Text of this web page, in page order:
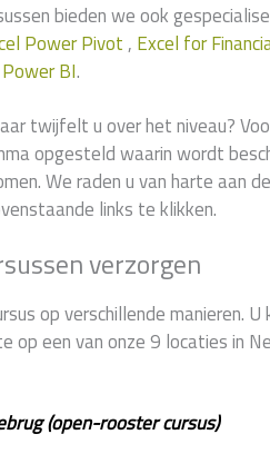
bieden we ook
Power Pivot , Excel for
BI.
twijfelt u over het niveau?
opgesteld waarin wordt
We raden u van harte aan
links te klikken.
verzorgen
op verschillende manieren. U
op een van onze 9 locaties in
(open-rooster cursus)